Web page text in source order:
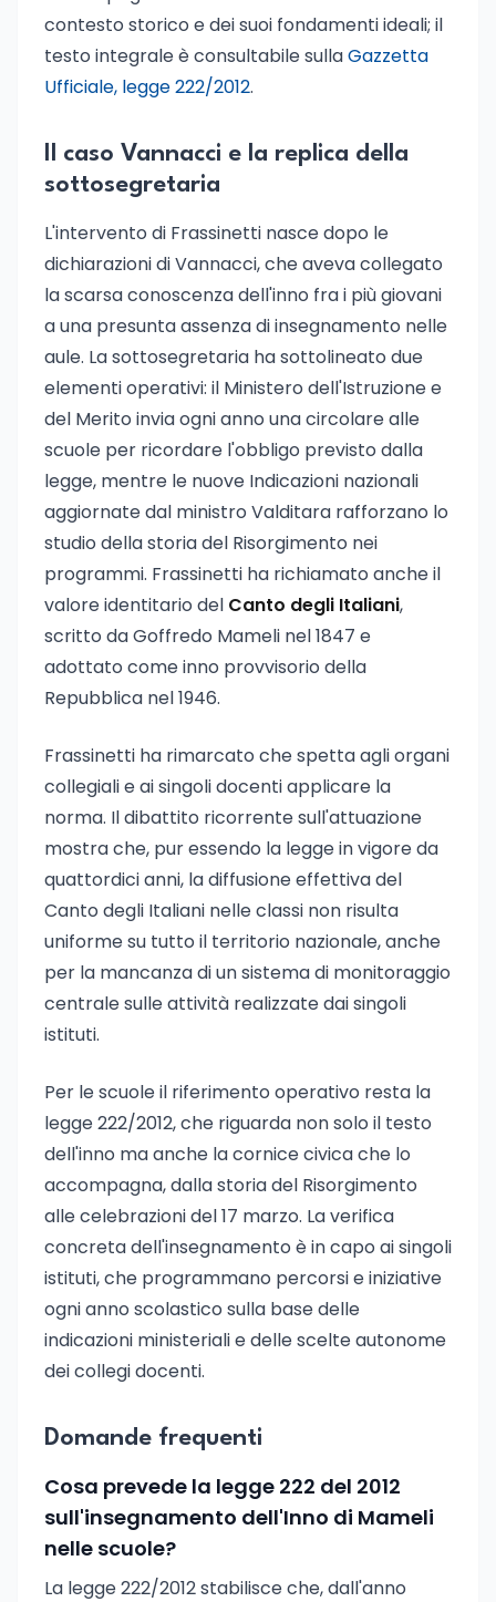
contesto storico e dei suoi fondamenti ideali; il
testo integrale è consultabile sullaGazzetta
Ufficiale, legge 222/2012.
Il caso Vannacci e la replica della
sottosegretaria
L'intervento di Frassinetti nasce dopo le
dichiarazioni di Vannacci, che aveva collegato
la scarsa conoscenza dell'inno fra i più giovani
a una presunta assenza di insegnamento nelle
aule. La sottosegretaria ha sottolineato due
elementi operativi: il Ministero dell'Istruzione e
del Merito invia ogni anno una circolare alle
scuole per ricordare l'obbligo previsto dalla
legge, mentre le nuove Indicazioni nazionali
aggiornate dal ministro Valditara rafforzano lo
studio della storia del Risorgimento nei
programmi. Frassinetti ha richiamato anche il
valore identitario del Canto degli Italiani,
scritto da Goffredo Mameli nel 1847 e
adottato come inno provvisorio della
Repubblica nel 1946.
Frassinetti ha rimarcato che spetta agli organi
collegiali e ai singoli docenti applicare la
norma. Il dibattito ricorrente sull'attuazione
mostra che, pur essendo la legge in vigore da
quattordici anni, la diffusione effettiva del
Canto degli Italiani nelle classi non risulta
uniforme su tutto il territorio nazionale, anche
per la mancanza di un sistema di monitoraggio
centrale sulle attività realizzate dai singoli
istituti.
Per le scuole il riferimento operativo resta la
legge 222/2012, che riguarda non solo il testo
dell'inno ma anche la cornice civica che lo
accompagna, dalla storia del Risorgimento
alle celebrazioni del 17 marzo. La verifica
concreta dell'insegnamento è in capo ai singoli
istituti, che programmano percorsi e iniziative
ogni anno scolastico sulla base delle
indicazioni ministeriali e delle scelte autonome
dei collegi docenti.
Domande frequenti
Cosa prevede la legge 222 del 2012
sull'insegnamento dell'Inno di Mameli
nelle scuole?
La legge 222/2012 stabilisce che, dall'anno